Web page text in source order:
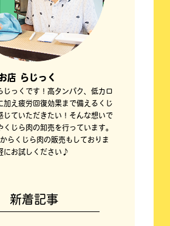
店 らじっく
じっくです！高タンパク、低カロ
加え疲労回復効果まで備えるくじ
じていただきたい！そんな想いで
くじら肉の卸売を行っています。
らくじら肉の販売もしておりま
にお試しください♪
新着記事